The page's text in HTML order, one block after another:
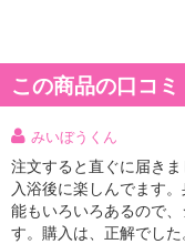
商品詳細
たまった筋肉を伸ばし
プ効果がスゴイ！
また、骨盤まわりだけ
方でができるので全身
この商品の口コミ
みいぼうくん
注文すると直ぐに届き
入浴後に楽しんでます
能もいろいろあるので
す。購入は、正解でした